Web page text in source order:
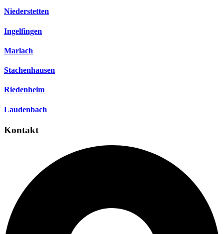
Niederstetten
Ingelfingen
Marlach
Stachenhausen
Riedenheim
Laudenbach
Kontakt